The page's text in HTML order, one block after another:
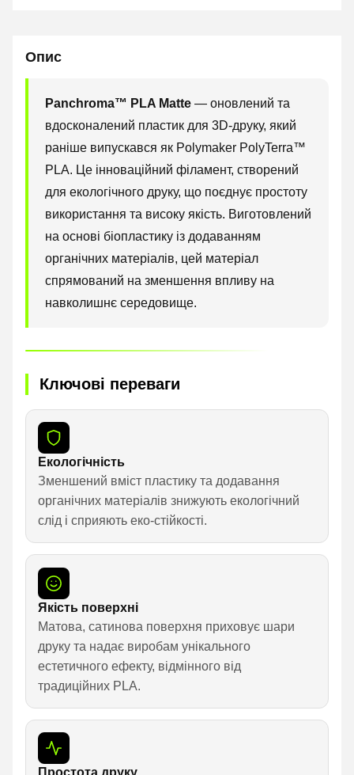
Опис
Panchroma™ PLA Matte — оновлений та
вдосконалений пластик для 3D-друку, який
раніше випускався як Polymaker PolyTerra™
PLA. Це інноваційний філамент, створений
для екологічного друку, що поєднує простоту
використання та високу якість. Виготовлений
на основі біопластику із додаванням
органічних матеріалів, цей матеріал
спрямований на зменшення впливу на
навколишнє середовище.
Ключові переваги
Екологічність
Зменшений вміст пластику та додавання
органічних матеріалів знижують екологічний
слід і сприяють еко-стійкості.
Якість поверхні
Матова, сатинова поверхня приховує шари
друку та надає виробам унікального
естетичного ефекту, відмінного від
традиційних PLA.